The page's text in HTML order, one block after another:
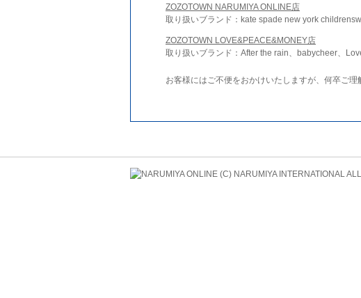
ZOZOTOWN NARUMIYA ONLINE店
取り扱いブランド：kate spade new york
ZOZOTOWN LOVE&PEACE&MONEY店
取り扱いブランド：After the rain、babycheer、
お客様にはご不便をおかけいたしますが、何卒ご理